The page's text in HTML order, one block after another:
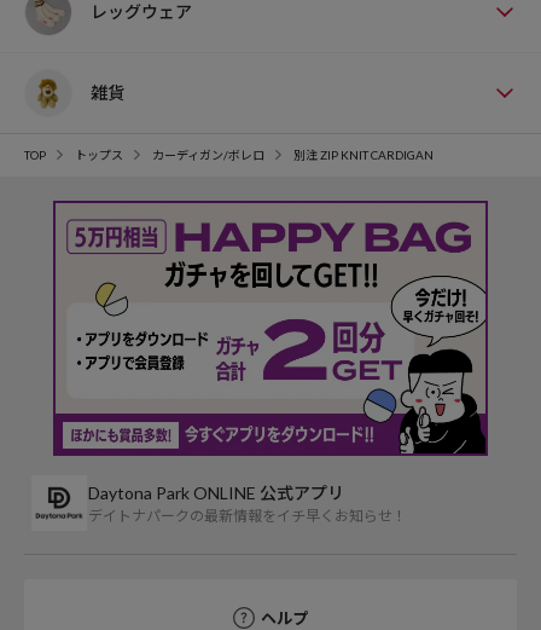
レッグウェア
雑貨
TOP トップス カーディガン/ボレロ 別注 ZIP KNIT CARDIGAN
Daytona Park ONLINE 公式アプリ
デイトナパークの最新情報をイチ早くお知らせ！
ヘルプ